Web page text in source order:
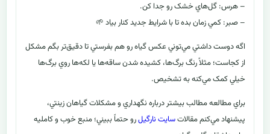
– هرس: گل‌هاي خشک رو جدا کن.
– صبر: کمي زمان بده تا با شرايط جديد کنار بياد 🌱
اگه دوست داشتي مي‌توني عکس گياه رو هم بفرستي تا دقيق‌تر بگم مشکل
از کجاست؛ مثلاً رنگ برگ‌ها، کشيده شدن ساقه‌ها يا لکه‌ها روي برگ‌ها
خيلي کمک مي‌کنه به تشخيص.
براي مطالعه مطالب بيشتر درباره نگهداري و مشکلات گياهان زينتي،
پيشنهاد مي‌کنم مقالاتسايت نارگيلرو حتماً ببيني؛ منبع خوب و کامليه